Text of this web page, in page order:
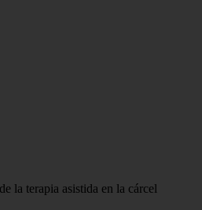
la terapia asistida en la cárcel